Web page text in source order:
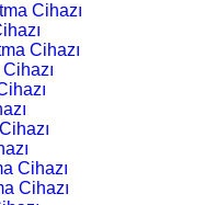
Cihazı
Cihazı
Cihazı
Cihazı